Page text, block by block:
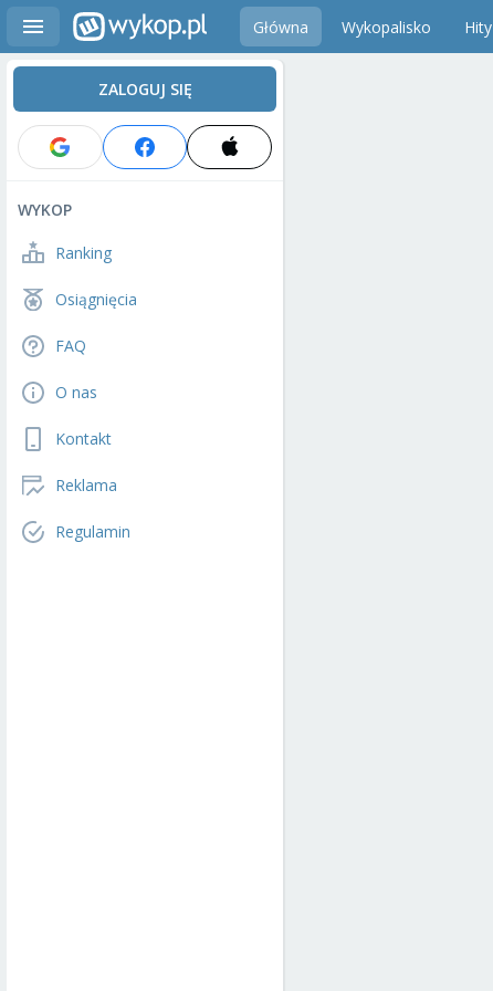
Główna Wykopalisko Hity
ZALOGUJ SIĘ
WYKOP
Ranking
Osiągnięcia
FAQ
O nas
Kontakt
Reklama
Regulamin